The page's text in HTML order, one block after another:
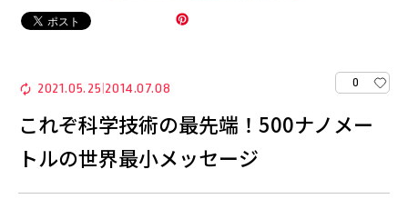
2021.05.25 2014.07.08 0
これぞ科学技術の最先端！500ナノメー
トルの世界最小メッセージ